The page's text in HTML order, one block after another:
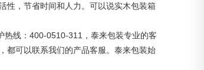
性，节省时间和人力。可以说实木包装箱
热线：400-0510-311，泰来包装专业的客
都可以联系我们的产品客服。泰来包装始